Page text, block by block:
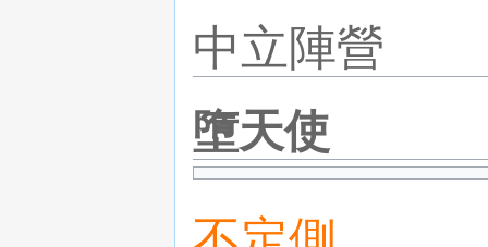
中立陣營
墮天使